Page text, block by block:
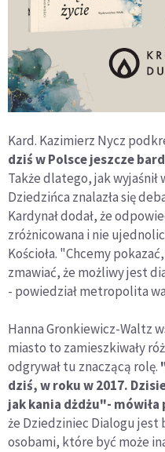
Kard. Kazimierz Nycz
dziś w Polsce jeszcze
Także dlatego, jak
Dziedzińca znalazła się
Kardynał dodał, że
zróżnicowana i nie
Kościoła. "Chcemy
zmawiać, że możliwy jest
- powiedział metropolita
Hanna Gronkiewicz-Waltz
miasto to zamieszkiwały
odgrywał tu znaczącą rolę.
dziś, w roku w 2017.
jak kania dżdżu"-
że Dziedziniec Dialogu
osobami, które być może